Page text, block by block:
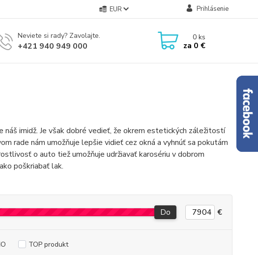
EUR Prihlásenie
Neviete si rady? Zavolajte.
+421 940 949 000
0ks
za 0 €
náš imidž. Je však dobré vedieť, že okrem estetických záležitostí
rade nám umožňuje lepšie vidieť cez okná a vyhnúť sa pokutám
o auto tiež umožňuje udržiavať karosériu v dobrom
poškriabať lak.
Do €
TOP produkt